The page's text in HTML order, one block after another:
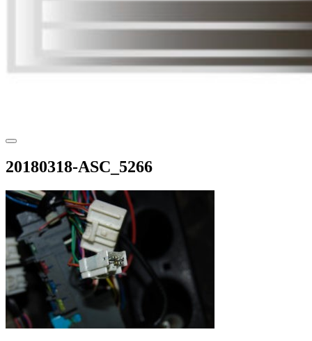
20180318-ASC_5266